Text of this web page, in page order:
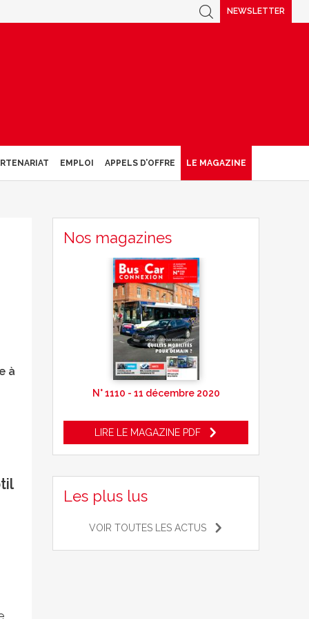
NEWSLETTER
EMPLOI APPELS D’OFFRE LE MAGAZINE
à
Nos magazines
N° 1110 - 11 décembre 2020
LIRE LE MAGAZINE PDF
Les plus lus
VOIR TOUTES LES ACTUS